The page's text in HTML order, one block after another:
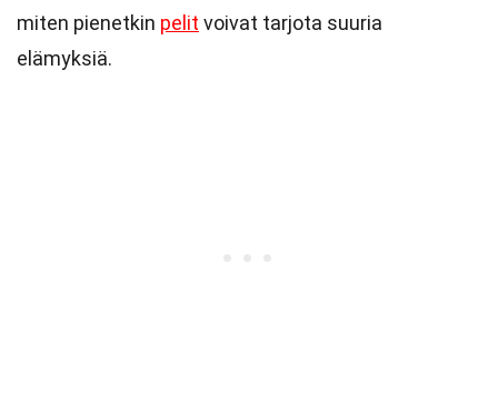
miten pienetkin pelit voivat tarjota suuria
elämyksiä.